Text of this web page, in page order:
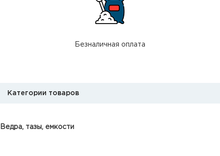
Безналичная оплата
Категории товаров
Ведра, тазы, емкости